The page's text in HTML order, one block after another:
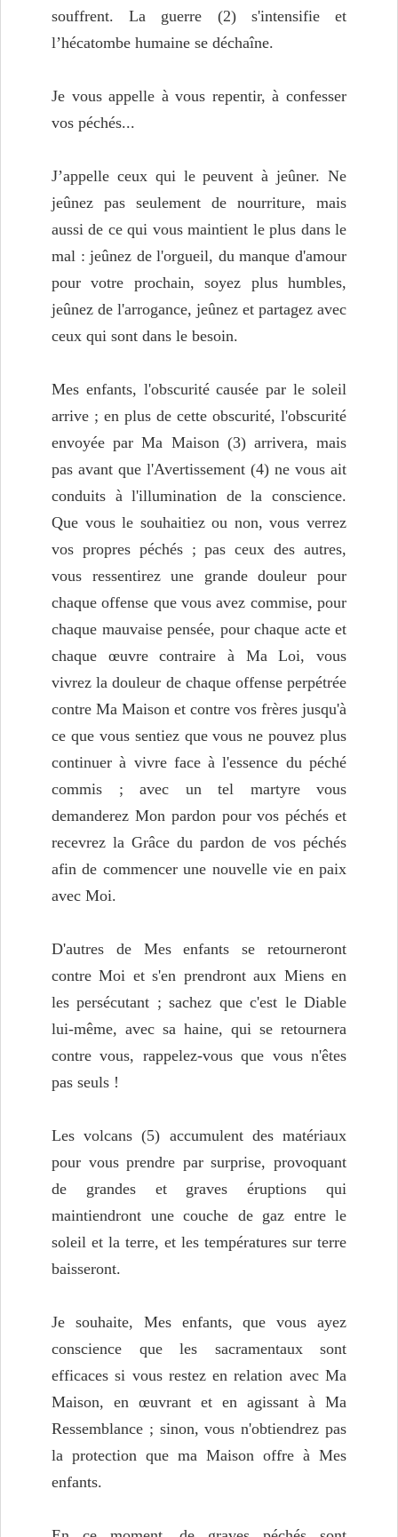
souffrent. La guerre (2) s'intensifie et
l’hécatombe humaine se déchaîne.
Je vous appelle à vous repentir, à confesser
vos péchés...
J’appelle ceux qui le peuvent à jeûner. Ne
jeûnez pas seulement de nourriture, mais
aussi de ce qui vous maintient le plus dans le
mal : jeûnez de l'orgueil, du manque d'amour
pour votre prochain, soyez plus humbles,
jeûnez de l'arrogance, jeûnez et partagez avec
ceux qui sont dans le besoin.
Mes enfants, l'obscurité causée par le soleil
arrive ; en plus de cette obscurité, l'obscurité
envoyée par Ma Maison (3) arrivera, mais
pas avant que l'Avertissement (4) ne vous ait
conduits à l'illumination de la conscience.
Que vous le souhaitiez ou non, vous verrez
vos propres péchés ; pas ceux des autres,
vous ressentirez une grande douleur pour
chaque offense que vous avez commise, pour
chaque mauvaise pensée, pour chaque acte et
chaque œuvre contraire à Ma Loi, vous
vivrez la douleur de chaque offense perpétrée
contre Ma Maison et contre vos frères jusqu'à
ce que vous sentiez que vous ne pouvez plus
continuer à vivre face à l'essence du péché
commis ; avec un tel martyre vous
demanderez Mon pardon pour vos péchés et
recevrez la Grâce du pardon de vos péchés
afin de commencer une nouvelle vie en paix
avec Moi.
D'autres de Mes enfants se retourneront
contre Moi et s'en prendront aux Miens en
les persécutant ; sachez que c'est le Diable
lui-même, avec sa haine, qui se retournera
contre vous, rappelez-vous que vous n'êtes
pas seuls !
Les volcans (5) accumulent des matériaux
pour vous prendre par surprise, provoquant
de grandes et graves éruptions qui
maintiendront une couche de gaz entre le
soleil et la terre, et les températures sur terre
baisseront.
Je souhaite, Mes enfants, que vous ayez
conscience que les sacramentaux sont
efficaces si vous restez en relation avec Ma
Maison, en œuvrant et en agissant à Ma
Ressemblance ; sinon, vous n'obtiendrez pas
la protection que ma Maison offre à Mes
enfants.